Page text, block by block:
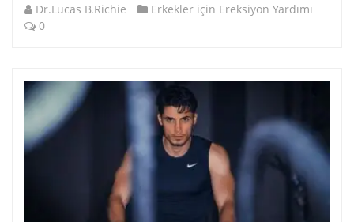
Dr.Lucas B.Richie
Erkekler için Ereksiyon Yardımı
0